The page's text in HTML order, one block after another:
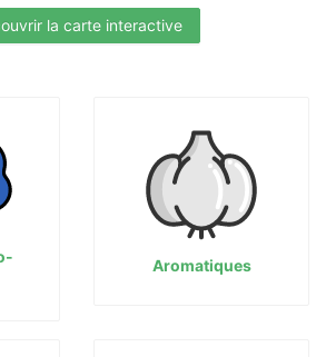
la carte interactive
Aromatiques